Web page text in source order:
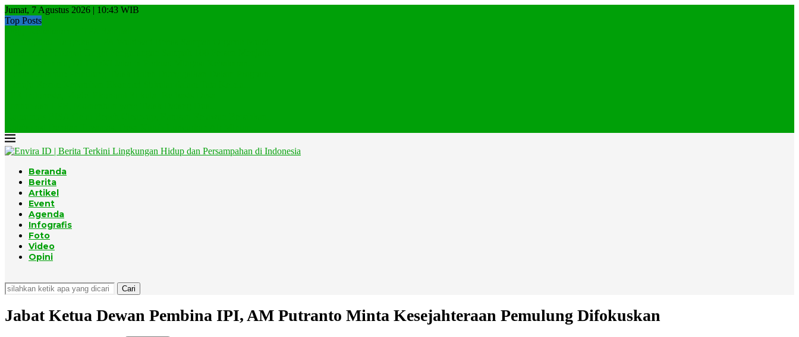
Jumat, 7 Agustus 2026 | 10:43 WIB
Top Posts
Beranda
Berita
Artikel
Event
Agenda
Infografis
Foto
Video
Opini
Cari
Jabat Ketua Dewan Pembina IPI, AM Putranto Minta Kesejahteraan Pemulung Difokuskan